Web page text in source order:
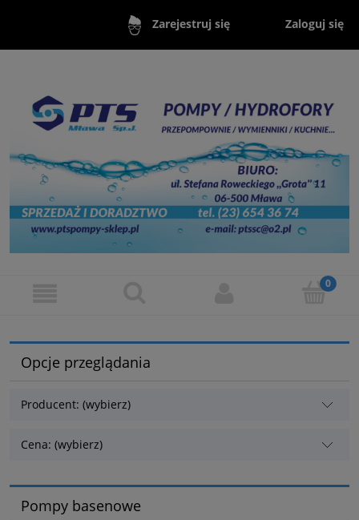
Zarejestruj się Zaloguj się
Opcje przeglądania
Producent: (wybierz)
Cena: (wybierz)
Pompy basenowe